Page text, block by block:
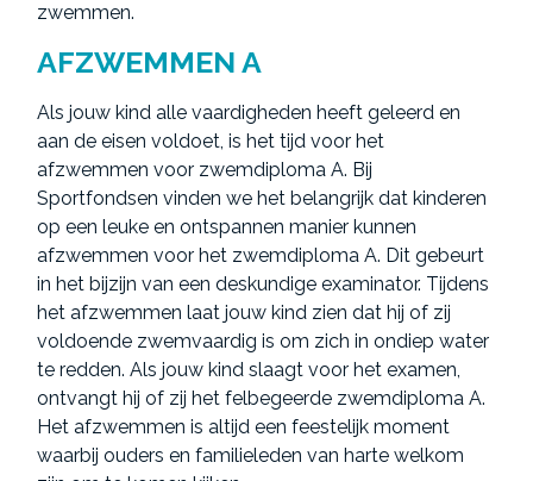
zwemmen.
AFZWEMMEN A
Als jouw kind alle vaardigheden heeft geleerd en
aan de eisen voldoet, is het tijd voor het
afzwemmen voor zwemdiploma A. Bij
Sportfondsen vinden we het belangrijk dat kinderen
op een leuke en ontspannen manier kunnen
afzwemmen voor het zwemdiploma A. Dit gebeurt
in het bijzijn van een deskundige examinator. Tijdens
het afzwemmen laat jouw kind zien dat hij of zij
voldoende zwemvaardig is om zich in ondiep water
te redden. Als jouw kind slaagt voor het examen,
ontvangt hij of zij het felbegeerde zwemdiploma A.
Het afzwemmen is altijd een feestelijk moment
waarbij ouders en familieleden van harte welkom